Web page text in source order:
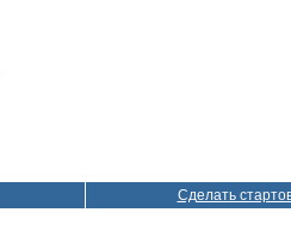
Сделать